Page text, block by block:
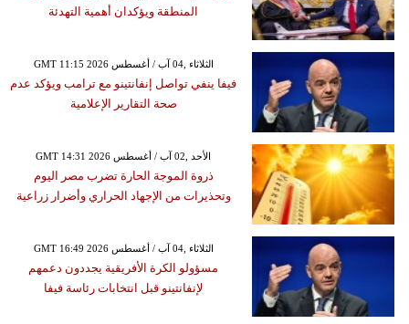
المنطقة ويؤكدان أهمية التهدئة
GMT 11:15 2026 الثلاثاء ,04 آب / أغسطس
فيفا ينفي تواصل إنفانتينو مع ترامب ويؤكد عدم
صحة التقارير الإعلامية
GMT 14:31 2026 الأحد ,02 آب / أغسطس
ذروة الموجة الحارة تضرب مصر اليوم
وتحذيرات من الإجهاد الحراري وأضرار زراعية
GMT 16:49 2026 الثلاثاء ,04 آب / أغسطس
مسؤولو الكرة الأفريقية يجددون دعمهم
لإنفانتينو قبل انتخابات رئاسة فيفا